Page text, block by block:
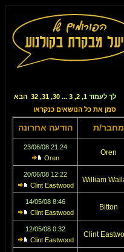
לך לעמוד 1
,
2
,
3
...
30
,
31
,
32 הבא
סמן את כל הנושאים כנקראו
מחבר/ת הודעה אחרונה
Oren
21:24 23/06/08
Oren
William
12:22 20/06/08
Clint Eastwood
Bitton
8:46 14/05/08
Clint Eastwood
Clint
0:32 12/05/08
Clint Eastwood